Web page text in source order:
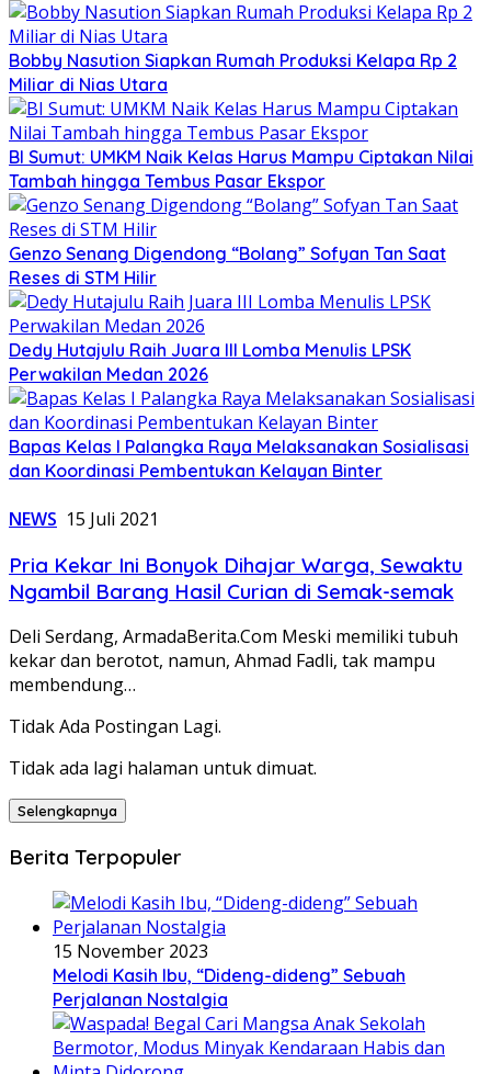
Bobby Nasution Siapkan Rumah Produksi Kelapa Rp 2
Miliar di Nias Utara
BI Sumut: UMKM Naik Kelas Harus Mampu Ciptakan Nilai
Tambah hingga Tembus Pasar Ekspor
Genzo Senang Digendong “Bolang” Sofyan Tan Saat
Reses di STM Hilir
Dedy Hutajulu Raih Juara III Lomba Menulis LPSK
Perwakilan Medan 2026
Bapas Kelas I Palangka Raya Melaksanakan Sosialisasi
dan Koordinasi Pembentukan Kelayan Binter
NEWS 15 Juli 2021
Pria Kekar Ini Bonyok Dihajar Warga, Sewaktu
Ngambil Barang Hasil Curian di Semak-semak
Deli Serdang, ArmadaBerita.Com Meski memiliki tubuh
kekar dan berotot, namun, Ahmad Fadli, tak mampu
membendung…
Tidak Ada Postingan Lagi.
Tidak ada lagi halaman untuk dimuat.
Selengkapnya
Berita Terpopuler
15 November 2023
Melodi Kasih Ibu, “Dideng-dideng” Sebuah
Perjalanan Nostalgia